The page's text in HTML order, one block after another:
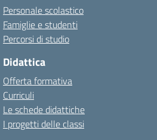
Personale scolastico
Famiglie e studenti
Percorsi di studio
Didattica
Offerta formativa
Curriculi
Le schede didattiche
I progetti delle classi